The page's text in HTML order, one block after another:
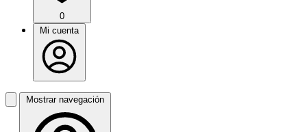
0
Mi cuenta
Mostrar navegación